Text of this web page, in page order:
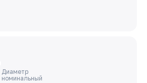
Диаметр
номинальный